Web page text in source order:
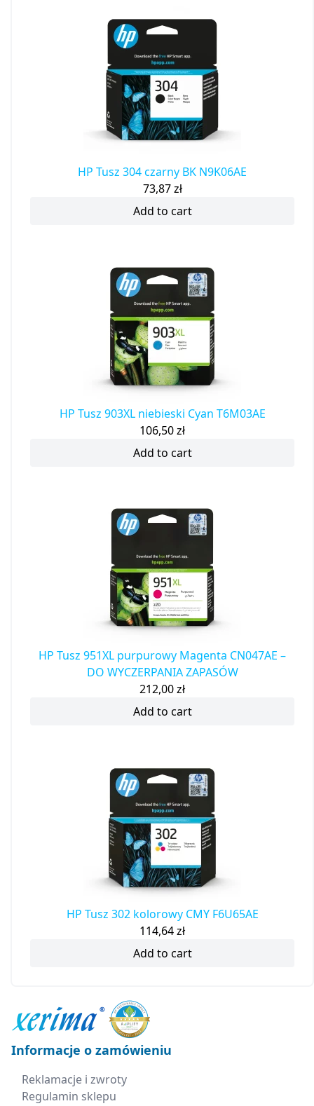
HP Tusz 304 czarny BK N9K06AE
73,87zł
Add to cart
HP Tusz 903XL niebieski Cyan T6M03AE
106,50zł
Add to cart
HP Tusz 951XL purpurowy Magenta CN047AE –
DO WYCZERPANIA ZAPASÓW
212,00zł
Add to cart
HP Tusz 302 kolorowy CMY F6U65AE
114,64zł
Add to cart
Informacje o zamówieniu
Reklamacje i zwroty
Regulamin sklepu